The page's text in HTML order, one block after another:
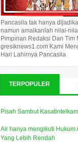
Pancasila tak hanya
namun amalkanlah nilai-
Pimpinan Redaksi Dan Tim
gresiknews1.com Kami
Hari Lahirnya Pancasila
TERPOPULER
Pisah Sambut
Air hanya mengikuti Hukum
Yang Lebih Rendah